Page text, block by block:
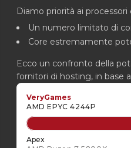
Diamo priorità ai processori
Un numero limitato di
Core estremamente
Ecco un confronto della
fornitori di hosting, in base
VeryGames
AMD EPYC 4244P
Apex